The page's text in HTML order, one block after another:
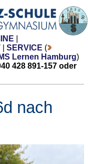
SERVICE (
Lernen Hamburg)
428 891-157 oder
nach